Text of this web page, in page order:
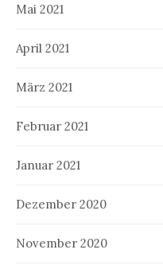
Mai 2021
April 2021
März 2021
Februar 2021
Januar 2021
Dezember 2020
November 2020